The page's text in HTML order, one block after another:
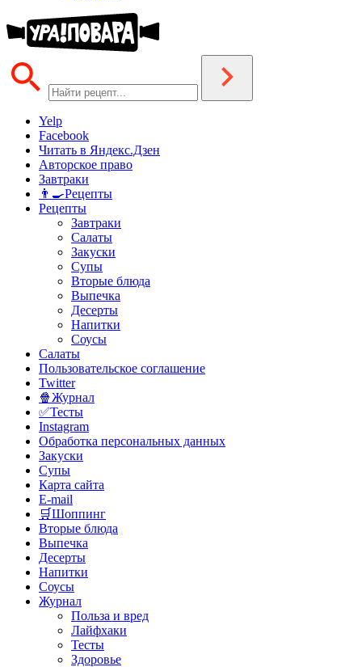
Yelp
Facebook
Читать в Яндекс.Дзен
Авторское право
Завтраки
👨‍🍳Рецепты
Рецепты
Завтраки
Салаты
Закуски
Супы
Вторые блюда
Выпечка
Десерты
Напитки
Соусы
Салаты
Пользовательское соглашение
Twitter
🍿Журнал
✅Тесты
Instagram
Обработка персональных данных
Закуски
Супы
Карта сайта
E-mail
🛒Шоппинг
Вторые блюда
Выпечка
Десерты
Напитки
Соусы
Журнал
Польза и вред
Лайфхаки
Тесты
Здоровье